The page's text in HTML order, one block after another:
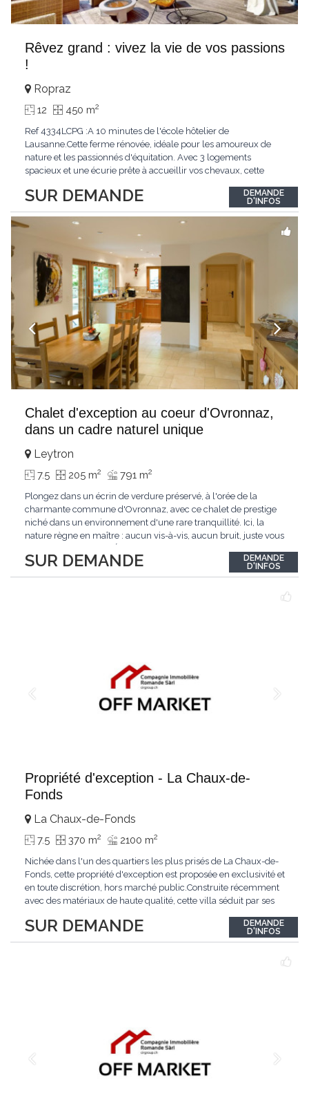
Rêvez grand : vivez la vie de vos passions
!
SUR DEMANDE
Ropraz
12 450 m2
Ref 4334LCPG :A 10 minutes de l'école hôtelier de
Lausanne.Cette ferme rénovée, idéale pour les amoureux de
nature et les passionnés d'équitation. Avec 3 logements
spacieux et une écurie prête à accueillir vos chevaux, cette
authentique et confort moderne. - 3 logements confortables :
duplex 2,5 pièces, duplex 4,5 pièces avec...
DEMANDE
D'INFOS
Chalet d'exception au coeur d'Ovronnaz,
dans un cadre naturel unique
SUR DEMANDE
Leytron
7.5 205 m2 791 m2
Plongez dans un écrin de verdure préservé, à l'orée de la
charmante commune d'Ovronnaz, avec ce chalet de prestige
niché dans un environnement d'une rare tranquillité. Ici, la
nature règne en maître : aucun vis-à-vis, aucun bruit, juste vous
par ses finitions de très haut standing et ses matériaux nobles.
Le bois de mélèze...
DEMANDE
D'INFOS
Propriété d'exception - La Chaux-de-
Fonds
SUR DEMANDE
La Chaux-de-Fonds
7.5 370 m2 2100 m2
Nichée dans l'un des quartiers les plus prisés de La Chaux-de-
Fonds, cette propriété d'exception est proposée en exclusivité et
en toute discrétion, hors marché public.Construite récemment
avec des matériaux de haute qualité, cette villa séduit par ses
remarquable.L'espace de vie s'ouvre sur un jardin avec piscine,
un véritable...
DEMANDE
D'INFOS